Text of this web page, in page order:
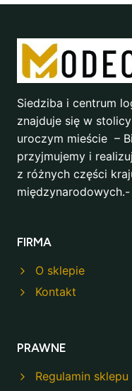
Siedziba i centrum
znajduje się w
uroczym mieście –
przyjmujemy i
z różnych części
międzynarodowych.-
FIRMA
O sklepie
Kontakt
PRAWNE
Regulamin sklepu